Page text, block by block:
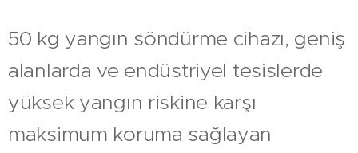
50 kg yangın söndürme cihazı, geniş
alanlarda ve endüstriyel tesislerde
yüksek yangın riskine karşı
maksimum koruma sağlayan